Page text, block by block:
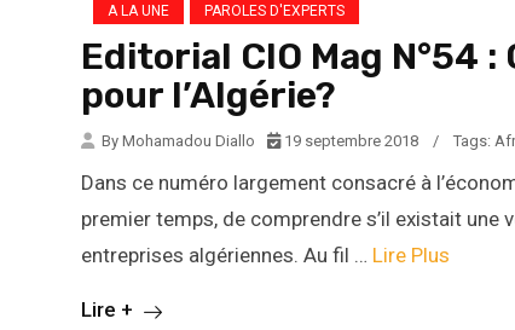
A LA UNE PAROLES D'EXPERTS
Editorial CIO Mag N°54
pour l’Algérie?
By Mohamadou Diallo 19 septembre 2018 / Tags:
Dans ce numéro largement consacré à
premier temps, de comprendre s’il existait
entreprises algériennes. Au fil … Lire Plus
Lire +